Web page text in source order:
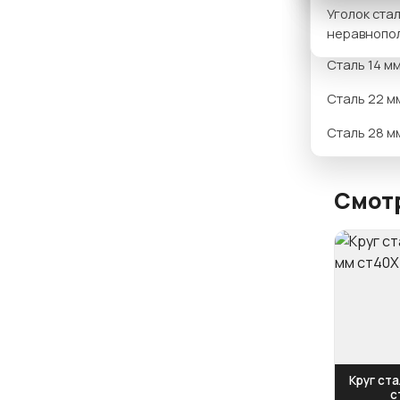
Сталь 12
Сталь 14 мм
Сталь 22
Сталь 28
Уголок
Круг